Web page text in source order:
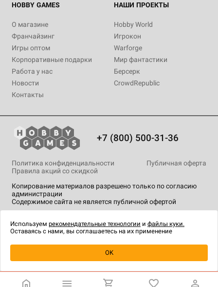
HOBBY GAMES
О магазине
Франчайзинг
Игры оптом
Корпоративные подарки
Работа у нас
Новости
Контакты
НАШИ ПРОЕКТЫ
Hobby World
Игрокон
Warforge
Мир фантастики
Берсерк
CrowdRepublic
+7 (800) 500-31-36
Копирование материалов разрешено только по согласию
администрации
Содержимое сайта не является публичной офертой
Политика конфиденциальности
Публичная оферта
Правила акций со скидкой
технологии .
Используем рекомендательные технологии и файлы куки.
Оставаясь с нами, вы соглашаетесь на их применение
OK